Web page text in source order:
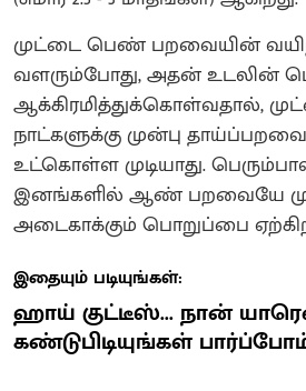
முட்டை பெண் பறவையின்
வளரும்போது, அதன் உடலின்
ஆக்கிரமித்துக்கொள்வதால்,
நாட்களுக்கு முன்பு
உட்கொள்ள முடியாது.
இனங்களில் ஆண் பறவையே
அடைகாக்கும் பொறுப்பை
இதையும் படியுங்கள்:
ஹாய் குட்டீஸ்... நான்
கண்டுபிடியுங்கள்